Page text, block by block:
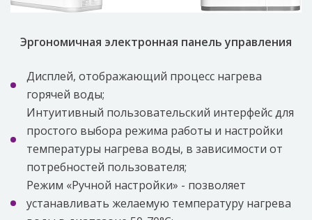
Эргономичная электронная панель управления
Дисплей, отображающий процесс нагрева
горячей воды;
Интуитивный пользовательский интерфейс для
простого выбора режима работы и настройки
температуры нагрева воды, в зависимости от
потребностей пользователя;
Режим «Ручной настройки» - позволяет
устанавливать желаемую температуру нагрева